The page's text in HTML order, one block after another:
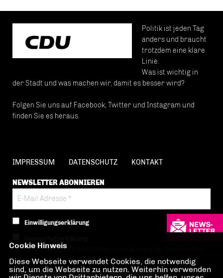
Politik ist jeden Tag
anders und braucht
trotzdem eine klare
Linie.
Was ist wichtig in
der Stadt und was machen wir, damit es besser wird?
Folgen Sie uns auf Facebook, Twitter und Instagram und
finden Sie es heraus.
IMPRESSUM DATENSCHUTZ KONTAKT
NEWSLETTER ABONNIEREN
Einwilligungserklärung
Hiermit berechtige ich die CDU Berlin zur Nutzung der Daten im Sinn
der nachfolgenden Datenschutzerklärung.*
Cookie Hinweis
Diese Webseite verwendet Cookies, die notwendig
sind, um die Webseite zu nutzen. Weiterhin verwenden